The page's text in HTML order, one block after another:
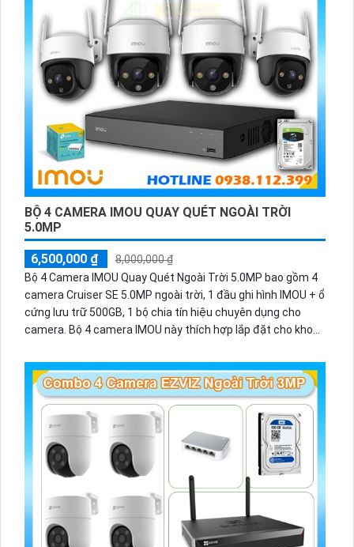
định và linh hoạt trong việc quản lý mạng, đề cao khả năng
mở rộng và tính bảo mật.
BỘ 4 CAMERA IMOU QUAY QUÉT NGOÀI TRỜI
5.0MP
6,500,000 ₫
8,000,000 ₫
Bộ 4 Camera IMOU Quay Quét Ngoài Trời 5.0MP bao gồm 4
camera Cruiser SE 5.0MP ngoài trời, 1 đầu ghi hình IMOU + ổ
cứng lưu trữ 500GB, 1 bộ chia tín hiệu chuyên dụng cho
camera. Bộ 4 camera IMOU này thích hợp lắp đặt cho kho
trời.